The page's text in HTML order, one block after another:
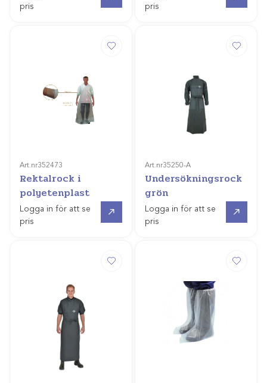
pris
pris
Art.nr352473
Rektalrock i
polyetenplast
Logga in för att se
pris
Art.nr35250-A
Undersökningsrock
grön
Logga in för att se
pris